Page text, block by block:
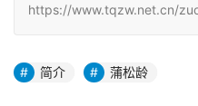
https://www.tqzw.net.cn/
简介 蒲松龄